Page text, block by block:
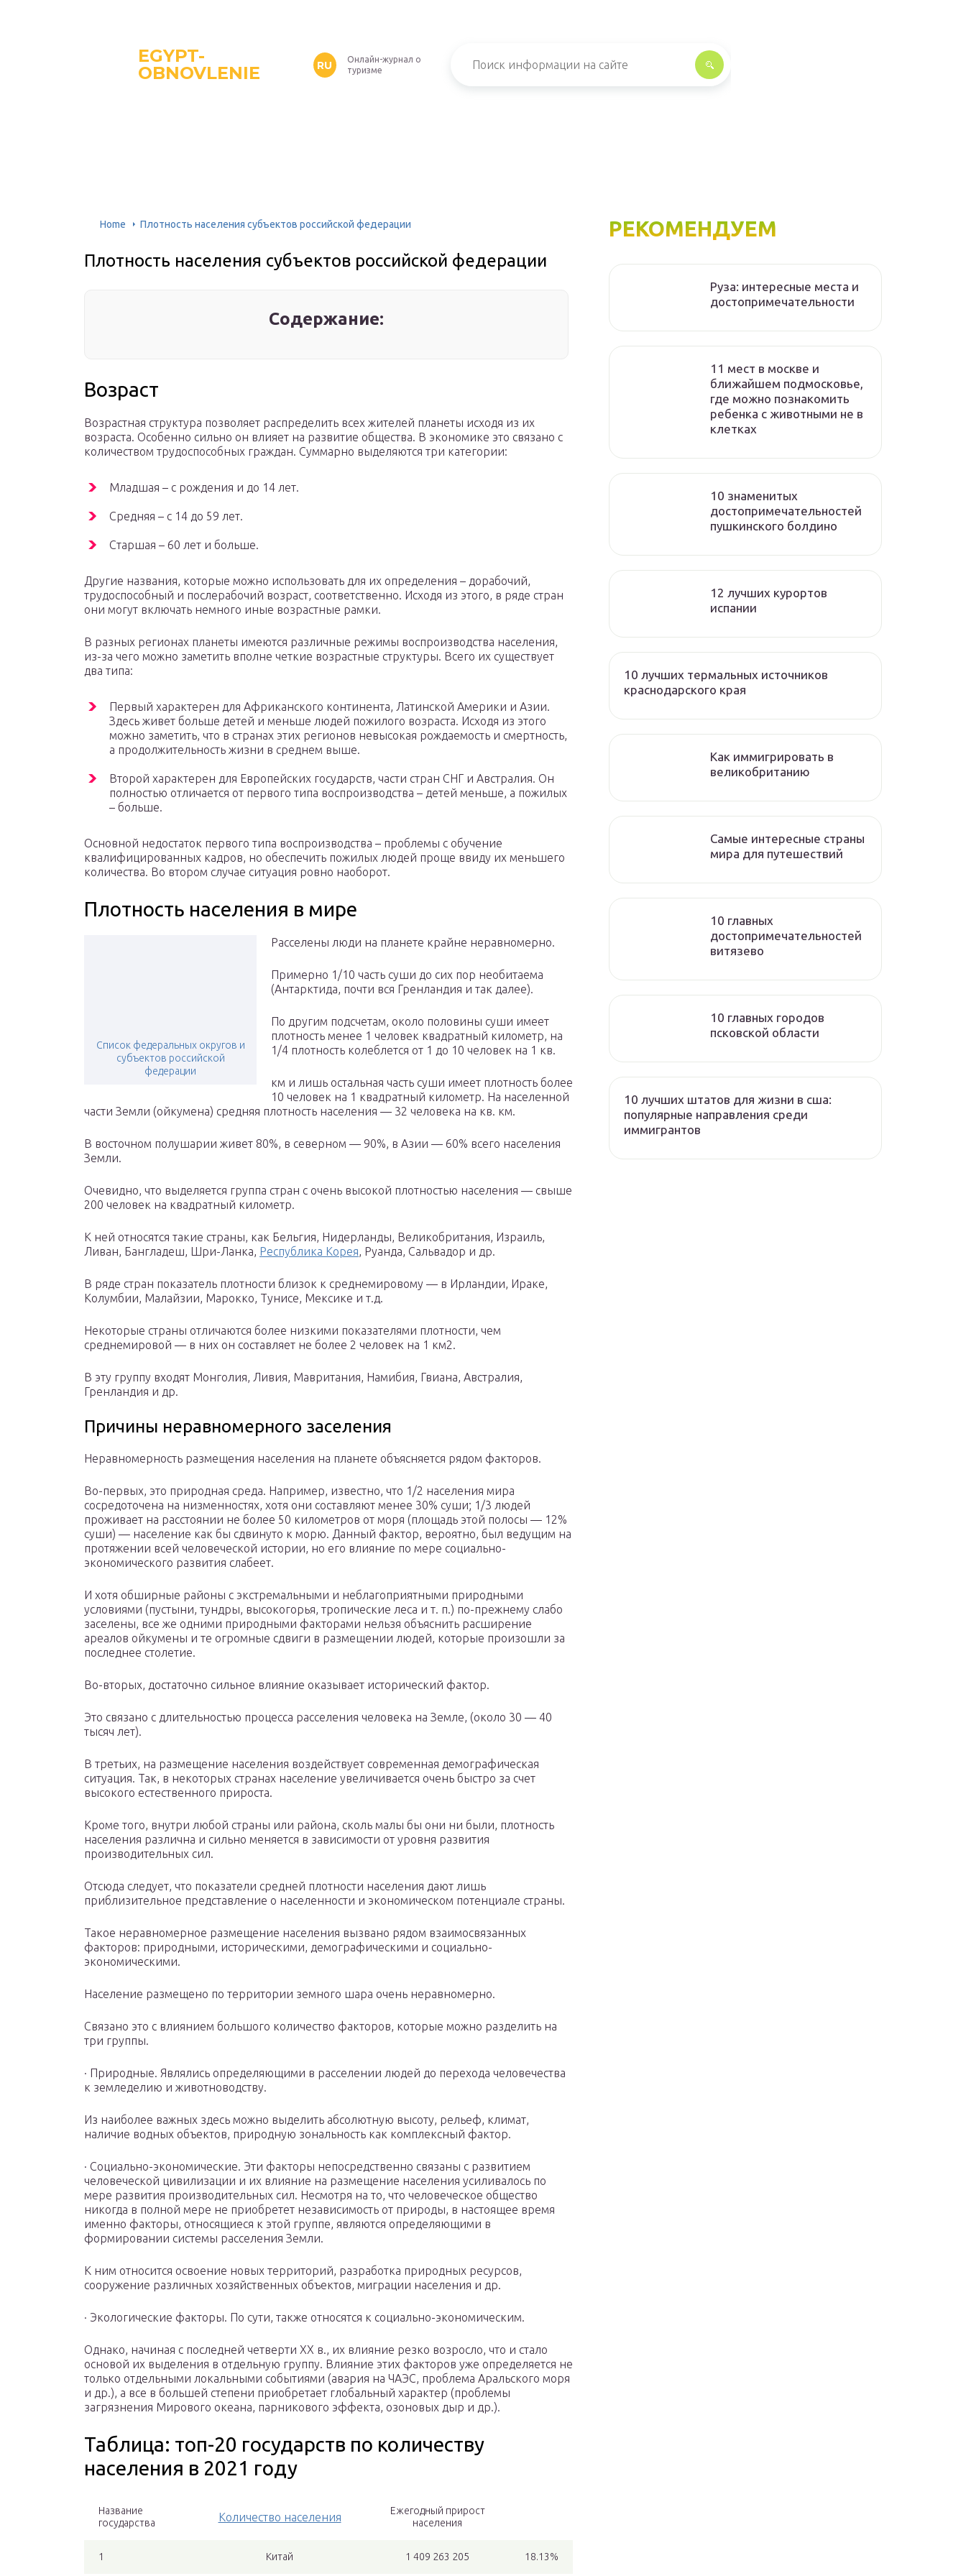
EGYPT-
OBNOVLENIE
RU
Онлайн-журнал о
туризме
Home Плотность населения субъектов российской федерации
Плотность населения субъектов российской федерации
Содержание:
Возраст
Возрастная структура позволяет распределить всех жителей планеты исходя из их
возраста. Особенно сильно он влияет на развитие общества. В экономике это связано с
количеством трудоспособных граждан. Суммарно выделяются три категории:
Младшая – с рождения и до 14 лет.
Средняя – с 14 до 59 лет.
Старшая – 60 лет и больше.
Другие названия, которые можно использовать для их определения – дорабочий,
трудоспособный и послерабочий возраст, соответственно. Исходя из этого, в ряде стран
они могут включать немного иные возрастные рамки.
В разных регионах планеты имеются различные режимы воспроизводства населения,
из-за чего можно заметить вполне четкие возрастные структуры. Всего их существует
два типа:
Первый характерен для Африканского континента, Латинской Америки и Азии.
Здесь живет больше детей и меньше людей пожилого возраста. Исходя из этого
можно заметить, что в странах этих регионов невысокая рождаемость и смертность,
а продолжительность жизни в среднем выше.
Второй характерен для Европейских государств, части стран СНГ и Австралия. Он
полностью отличается от первого типа воспроизводства – детей меньше, а пожилых
– больше.
Основной недостаток первого типа воспроизводства – проблемы с обучение
квалифицированных кадров, но обеспечить пожилых людей проще ввиду их меньшего
количества. Во втором случае ситуация ровно наоборот.
Плотность населения в мире
Список федеральных округов и
субъектов российской
федерации
Расселены люди на планете крайне неравномерно.
Примерно 1/10 часть суши до сих пор необитаема
(Антарктида, почти вся Гренландия и так далее).
По другим подсчетам, около половины суши имеет
плотность менее 1 человек квадратный километр, на
1/4 плотность колеблется от 1 до 10 человек на 1 кв.
км и лишь остальная часть суши имеет плотность более
10 человек на 1 квадратный километр. На населенной
части Земли (ойкумена) средняя плотность населения — 32 человека на кв. км.
В восточном полушарии живет 80%, в северном — 90%, в Азии — 60% всего населения
Земли.
Очевидно, что выделяется группа стран с очень высокой плотностью населения — свыше
200 человек на квадратный километр.
К ней относятся такие страны, как Бельгия, Нидерланды, Великобритания, Израиль,
Ливан, Бангладеш, Шри-Ланка, Республика Корея, Руанда, Сальвадор и др.
В ряде стран показатель плотности близок к среднемировому — в Ирландии, Ираке,
Колумбии, Малайзии, Марокко, Тунисе, Мексике и т.д.
Некоторые страны отличаются более низкими показателями плотности, чем
среднемировой — в них он составляет не более 2 человек на 1 км2.
В эту группу входят Монголия, Ливия, Мавритания, Намибия, Гвиана, Австралия,
Гренландия и др.
Причины неравномерного заселения
Неравномерность размещения населения на планете объясняется рядом факторов.
Во-первых, это природная среда. Например, известно, что 1/2 населения мира
сосредоточена на низменностях, хотя они составляют менее 30% суши; 1/3 людей
проживает на расстоянии не более 50 километров от моря (площадь этой полосы — 12%
суши) — население как бы сдвинуто к морю. Данный фактор, вероятно, был ведущим на
протяжении всей человеческой истории, но его влияние по мере социально-
экономического развития слабеет.
И хотя обширные районы с экстремальными и неблагоприятными природными
условиями (пустыни, тундры, высокогорья, тропические леса и т. п.) по-прежнему слабо
заселены, все же одними природными факторами нельзя объяснить расширение
ареалов ойкумены и те огромные сдвиги в размещении людей, которые произошли за
последнее столетие.
Во-вторых, достаточно сильное влияние оказывает исторический фактор.
Это связано с длительностью процесса расселения человека на Земле, (около 30 — 40
тысяч лет).
В третьих, на размещение населения воздействует современная демографическая
ситуация. Так, в некоторых странах население увеличивается очень быстро за счет
высокого естественного прироста.
Кроме того, внутри любой страны или района, сколь малы бы они ни были, плотность
населения различна и сильно меняется в зависимости от уровня развития
производительных сил.
Отсюда следует, что показатели средней плотности населения дают лишь
приблизительное представление о населенности и экономическом потенциале страны.
Такое неравномерное размещение населения вызвано рядом взаимосвязанных
факторов: природными, историческими, демографическими и социально-
экономическими.
Население размещено по территории земного шара очень неравномерно.
Связано это с влиянием большого количество факторов, которые можно разделить на
три группы.
· Природные. Являлись определяющими в расселении людей до перехода человечества
к земледелию и животноводству.
Из наиболее важных здесь можно выделить абсолютную высоту, рельеф, климат,
наличие водных объектов, природную зональность как комплексный фактор.
· Социально-экономические. Эти факторы непосредственно связаны с развитием
человеческой цивилизации и их влияние на размещение населения усиливалось по
мере развития производительных сил. Несмотря на то, что человеческое общество
никогда в полной мере не приобретет независимость от природы, в настоящее время
именно факторы, относящиеся к этой группе, являются определяющими в
формировании системы расселения Земли.
К ним относится освоение новых территорий, разработка природных ресурсов,
сооружение различных хозяйственных объектов, миграции населения и др.
· Экологические факторы. По сути, также относятся к социально-экономическим.
Однако, начиная с последней четверти XX в., их влияние резко возросло, что и стало
основой их выделения в отдельную группу. Влияние этих факторов уже определяется не
только отдельными локальными событиями (авария на ЧАЭС, проблема Аральского моря
и др.), а все в большей степени приобретает глобальный характер (проблемы
загрязнения Мирового океана, парникового эффекта, озоновых дыр и др.).
Таблица: топ-20 государств по количеству
населения в 2021 году
Название
государства
Количество населения
Ежегодный прирост
населения
1 Китай 1 409 263 205 18.13%
РЕКОМЕНДУЕМ
Руза: интересные места и
достопримечательности
11 мест в москве и
ближайшем подмосковье,
где можно познакомить
ребенка с животными не в
клетках
10 знаменитых
достопримечательностей
пушкинского болдино
12 лучших курортов
испании
10 лучших термальных источников
краснодарского края
Как иммигрировать в
великобританию
Самые интересные страны
мира для путешествий
10 главных
достопримечательностей
витязево
10 главных городов
псковской области
10 лучших штатов для жизни в сша:
популярные направления среди
иммигрантов